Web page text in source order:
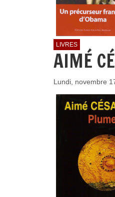
LIVRES
AIMÉ
Lundi, novembre